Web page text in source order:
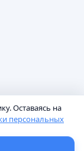
Оставаясь на
персональных